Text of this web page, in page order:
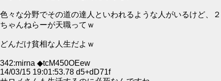
色々な分野でその道の達人といわれるような人がいるけど、２
ちゃんねらーが天職ってｗ
どんだけ貧相な人生だよｗ
342:mirna ◆tcM450OEew
14/03/15 19:01:53.78 d5+dD71f